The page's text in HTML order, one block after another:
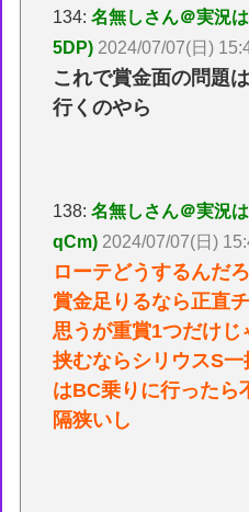
134:名無しさん＠実況
5DP) 2024/07/07(日)
これで賞金面の問題
行くのやら
138:名無しさん＠実況
qCm) 2024/07/07(日)
ローテどうするんだ
賞金足りるなら正直
思うが重賞1つだけじ
挟むならシリウスS
はBC乗りに行ったら
隔狭いし